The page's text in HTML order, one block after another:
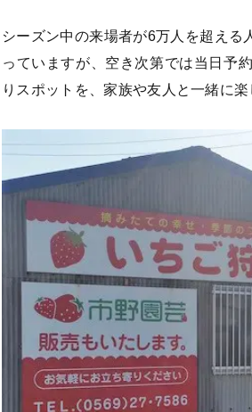
シーズン中の来場者が6万人を超え
っていますが、空き次第では当日予
りスポットを、家族や友人と一緒に